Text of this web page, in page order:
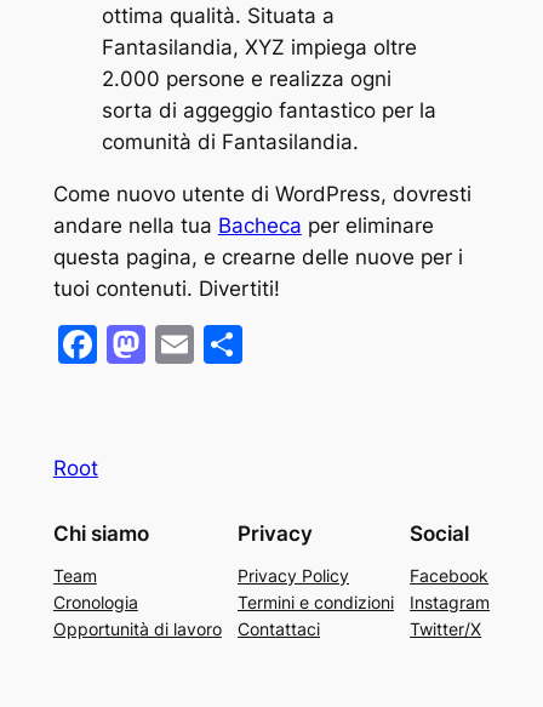
ottima qualità. Situata a
Fantasilandia, XYZ impiega oltre
2.000 persone e realizza ogni
sorta di aggeggio fantastico per la
comunità di Fantasilandia.
Come nuovo utente di WordPress, dovresti
andare nella tua Bacheca per eliminare
questa pagina, e crearne delle nuove per i
tuoi contenuti. Divertiti!
Facebook
Mastodon
EmailCondividi
Root
Chi siamo
Team
Cronologia
Opportunità di lavoro
Privacy
Privacy Policy
Termini e condizioni
Contattaci
Social
Facebook
Instagram
Twitter/X